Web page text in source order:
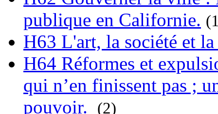
publique en Californie.
H63 L'art, la société et
H64 Réformes et
qui n’en finissent pas ;
pouvoir.
(2)